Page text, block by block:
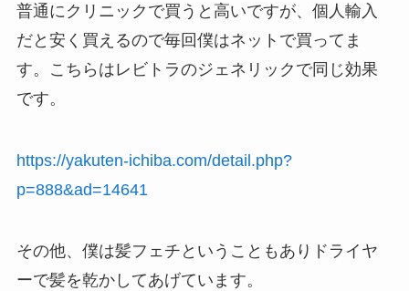
普通にクリニックで買うと高いですが、個人輸入
だと安く買えるので毎回僕はネットで買ってま
す。こちらはレビトラのジェネリックで同じ効果
です。
https://yakuten-ichiba.com/detail.php?
p=888&ad=14641
その他、僕は髪フェチということもありドライヤ
ーで髪を乾かしてあげています。